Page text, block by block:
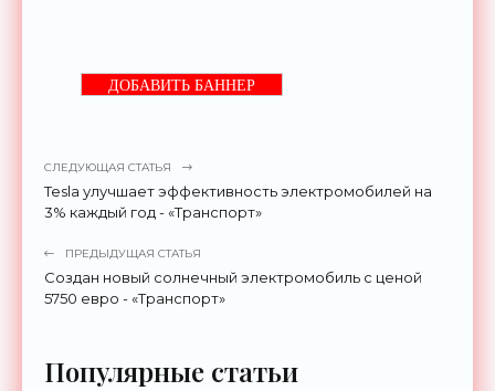
ДОБАВИТЬ БАННЕР
СЛЕДУЮЩАЯ СТАТЬЯ
Tesla улучшает эффективность электромобилей на
3% каждый год - «Транспорт»
ПРЕДЫДУЩАЯ СТАТЬЯ
Создан новый солнечный электромобиль с ценой
5750 евро - «Транспорт»
Популярные статьи